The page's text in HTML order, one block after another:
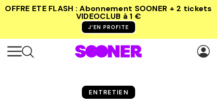
OFFRE ETE FLASH : Abonnement SOONER + 2 tickets
VIDEOCLUB à 1 €
J’EN PROFITE
ENTRETIEN